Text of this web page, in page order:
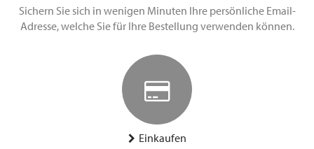
Sichern Sie sich in wenigen Minuten Ihre persönliche Email-
Adresse, welche Sie für Ihre Bestellung verwenden können.
Einkaufen